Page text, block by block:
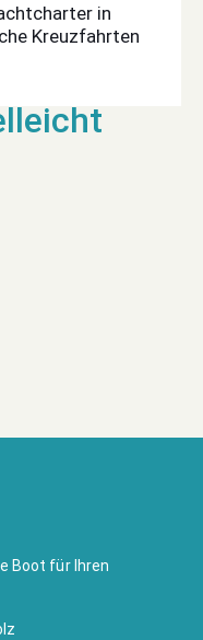
in
Kreuzfahrten
Boot für Ihren